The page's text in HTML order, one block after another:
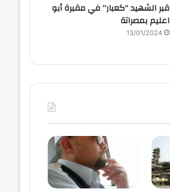
قبر الشهيد “كعبار” في مقبرة أبو
اعليم بمصراتة
13/01/2024